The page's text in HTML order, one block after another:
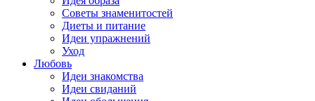
Советы знаменитостей
Диеты и питание
Идеи упражнений
Уход
Любовь
Идеи знакомства
Идеи свиданий